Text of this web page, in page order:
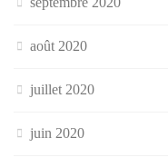
août 2020
juillet 2020
juin 2020